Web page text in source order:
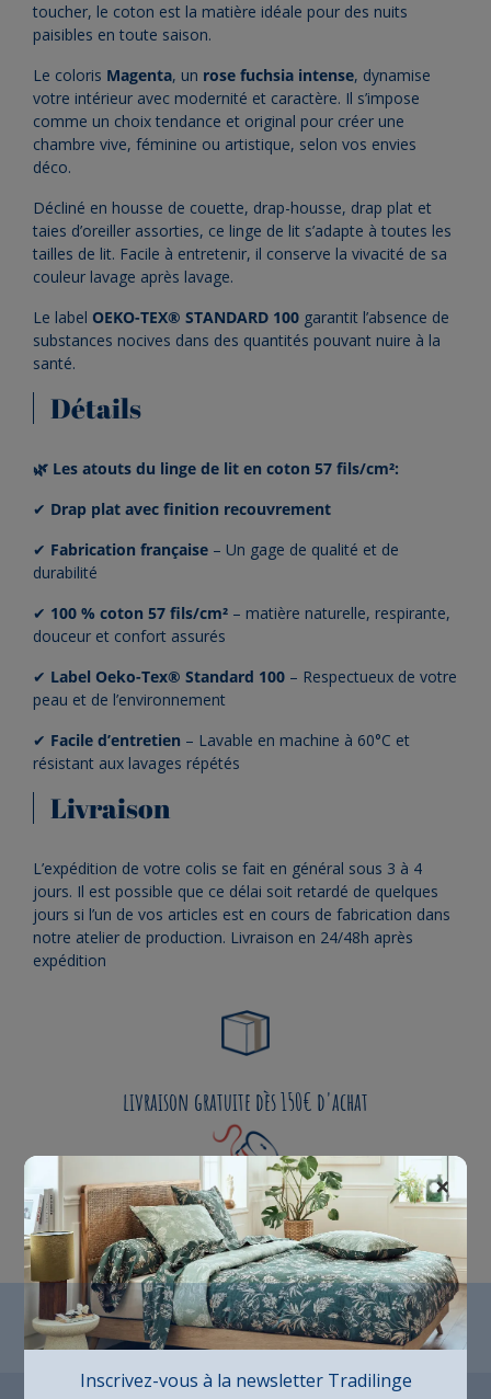
toucher, le coton est la matière idéale pour des nuits
paisibles en toute saison.
Le coloris Magenta, un rose fuchsia intense, dynamise
votre intérieur avec modernité et caractère. Il s’impose
comme un choix tendance et original pour créer une
chambre vive, féminine ou artistique, selon vos envies
déco.
Décliné en housse de couette, drap-housse, drap plat et
taies d’oreiller assorties, ce linge de lit s’adapte à toutes les
tailles de lit. Facile à entretenir, il conserve la vivacité de sa
couleur lavage après lavage.
Le label OEKO-TEX® STANDARD 100 garantit l’absence de
substances nocives dans des quantités pouvant nuire à la
santé.
Détails
🌿 Les atouts du linge de lit en coton 57 fils/cm²:
✔ Drap plat avec finition recouvrement
✔ Fabrication française – Un gage de qualité et de
durabilité
✔ 100 % coton 57 fils/cm² – matière naturelle, respirante,
douceur et confort assurés
✔ Label Oeko-Tex® Standard 100 – Respectueux de votre
peau et de l’environnement
✔ Facile d’entretien – Lavable en machine à 60°C et
résistant aux lavages répétés
Livraison
L’expédition de votre colis se fait en général sous 3 à 4
jours. Il est possible que ce délai soit retardé de quelques
jours si l’un de vos articles est en cours de fabrication dans
notre atelier de production. Livraison en 24/48h après
expédition
livraison gratuite dès 150€ d'achat
Fabrication Française
×
Inscrivez-vous à la newsletter Tradilinge